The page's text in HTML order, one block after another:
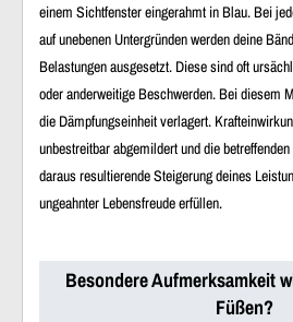
einem Sichtfenster eingerahmt in Blau. Bei
auf unebenen Untergründen werden deine
Belastungen ausgesetzt. Diese sind oft
oder anderweitige Beschwerden. Bei diesem
die Dämpfungseinheit verlagert.
unbestreitbar abgemildert und die
daraus resultierende Steigerung deines
ungeahnter Lebensfreude erfüllen.
Besondere Aufmerksamkeit
Füßen?